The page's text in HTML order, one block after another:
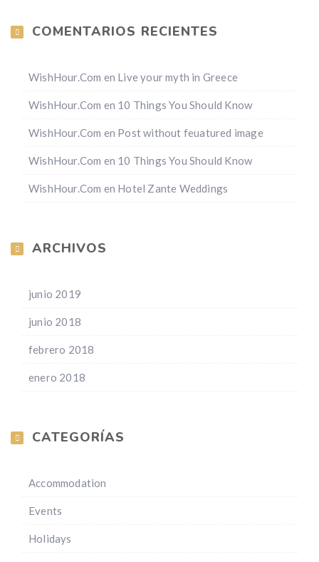
COMENTARIOS RECIENTES
WishHour.Com en Live your myth in Greece
WishHour.Com en 10 Things You Should Know
WishHour.Com en Post without feuatured image
WishHour.Com en 10 Things You Should Know
WishHour.Com en Hotel Zante Weddings
ARCHIVOS
junio 2019
junio 2018
febrero 2018
enero 2018
CATEGORÍAS
Accommodation
Events
Holidays